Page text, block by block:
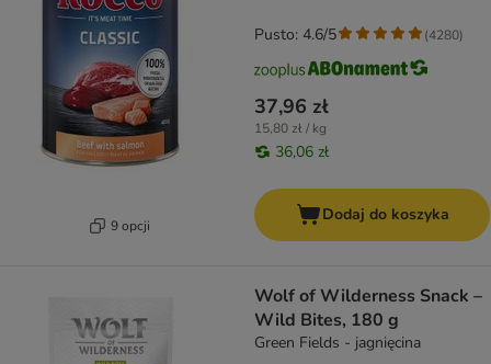
9 opcji
37,96 zł
15,80 zł / kg
36,06 zł
Pusto: 4.6/5 (4280)
Dodaj do koszyka
Wolf of Wilderness Snack –
Wild Bites, 180 g
Green Fields - jagnięcina